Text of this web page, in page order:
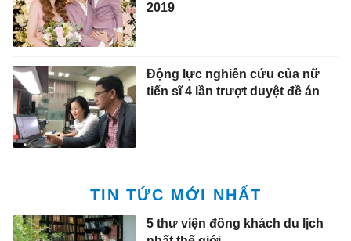
2019
Động lực nghiên cứu của nữ
tiến sĩ 4 lần trượt duyệt đề án
TIN TỨC MỚI NHẤT
5 thư viện đông khách du lịch